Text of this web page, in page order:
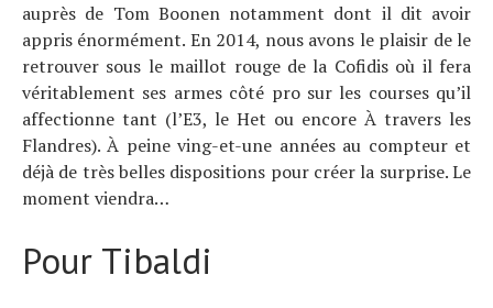
auprès de Tom Boonen notamment dont il dit avoir
appris énormément. En 2014, nous avons le plaisir de le
retrouver sous le maillot rouge de la Cofidis où il fera
véritablement ses armes côté pro sur les courses qu’il
affectionne tant (l’E3, le Het ou encore À travers les
Flandres). À peine ving-et-une années au compteur et
déjà de très belles dispositions pour créer la surprise. Le
moment viendra…
Pour Tibaldi